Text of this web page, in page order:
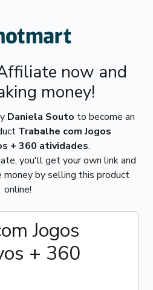
now and
money!
Daniela Souto to become an
Trabalhe com Jogos
+ 360 atividades.
you'll get your own link and
by selling this product
online!
Jogos
+ 360